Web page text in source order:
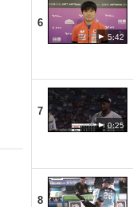
6
5:42
7
0:25
8